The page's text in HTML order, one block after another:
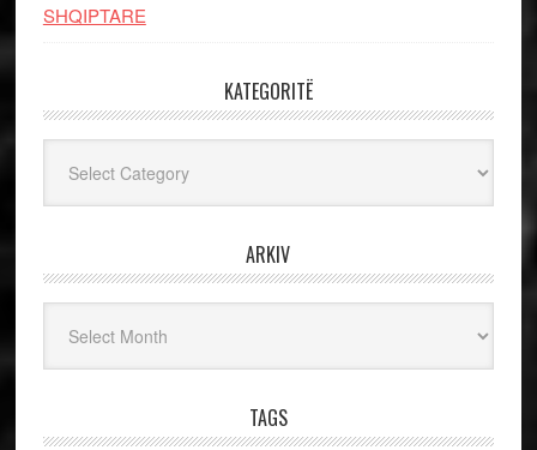
SHQIPTARE
KATEGORITË
ARKIV
TAGS